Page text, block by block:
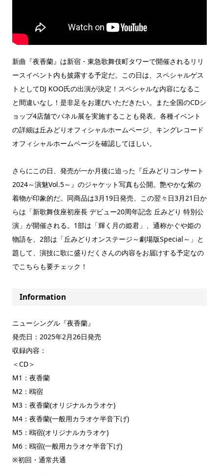
新曲『夜香蘭』は新宿・東急歌舞伎町タワーで開催されるリリ
ースイベント内も披露する予定だ。この日は、スペシャルゲス
トとしてDJ KOO氏の出演が決定！スペシャルな内容になるこ
と間違いなし！是非足をお運びいただきたい。また全国のCDシ
ョップ4店舗でパネル展を実施することも発表。各種イベント
の詳細は丘みどりオフィシャルホームページ、キングレコード
オフィシャルホームページを確認してほしい。
さらにこの日、発売が一か月後に迫った『丘みどりコンサート
2024～演魅Vol.5～』のジャケット写真も公開。艶やかな紫の
着物が印象的だ。同商品は3月19日発売、この翌々日3月21日か
らは「新歌舞伎座初座長 デビュー20周年記念 丘みどり 特別公
演」が開催される。1部は「輝く月の姫君」、通称かぐや姫の
物語を、2部は「丘みどりオンステージ～劇場版Special～」と
題して、演技に歌に盛りだくさんの内容をお届けする予定なの
でこちらも要チェック！
Information
ニューシングル『夜香蘭』
発売日：2025年2月26日発売
収録内容：
＜CD＞
M1：夜香蘭
M2：鴎宿
M3：夜香蘭(オリジナルカラオケ)
M4：夜香蘭(一般用カラオケ半音下げ)
M5：鴎宿(オリジナルカラオケ)
M6：鴎宿(一般用カラオケ半音下げ)
※初回・通常共通